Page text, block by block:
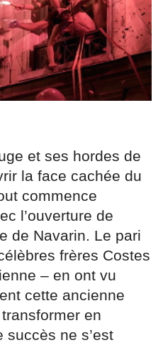
et ses hordes de
la face cachée du
commence
l’ouverture de
de Navarin. Le pari
frères Costes
– en ont vu
cette ancienne
en
succès ne s’est